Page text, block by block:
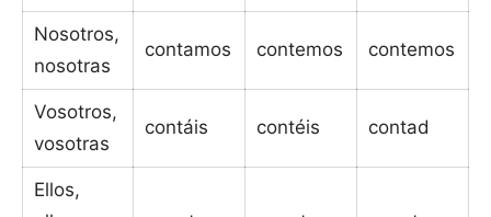
Nosotros,
nosotras
contamos contemos contemos
Vosotros,
vosotras
contáis contéis contad
Ellos,